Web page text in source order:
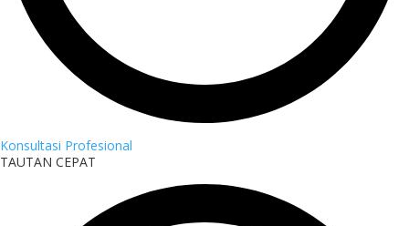
Konsultasi Profesional
TAUTAN CEPAT